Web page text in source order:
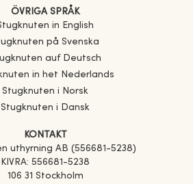
ÖVRIGA SPRÅK
in English
på Svenska
auf Deutsch
in het Nederlands
Stugknuten i Norsk
Stugknuten i Dansk
KONTAKT
uthyrning AB (556681-5238)
KIVRA: 556681-5238
106 31 Stockholm